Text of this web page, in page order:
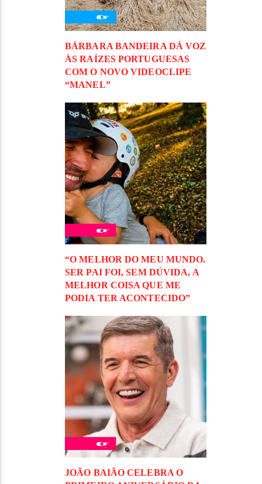
BÁRBARA BANDEIRA DÁ VOZ
ÀS RAÍZES PORTUGUESAS
COM O NOVO VIDEOCLIPE
“MANEL”
“O MELHOR DO MEU MUNDO.
SER PAI FOI, SEM DÚVIDA, A
MELHOR COISA QUE ME
PODIA TER ACONTECIDO”
JOÃO BAIÃO CELEBRA O